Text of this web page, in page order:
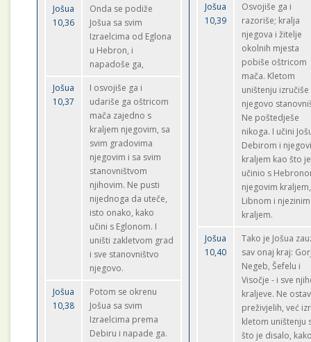
Jošua
10,36
Onda se podiže
Jošua sa svim
Izraelcima od Eglona
u Hebron, i
napadoše ga,
Jošua
10,37
I osvojiše ga i
udariše ga oštricom
mača zajedno s
kraljem njegovim, sa
svim gradovima
njegovim i sa svim
stanovništvom
njihovim. Ne pusti
nijednoga da uteče,
isto onako, kako
učini s Eglonom. I
uništi zakletvom grad
i sve stanovništvo
njegovo.
Jošua
10,38
Potom se okrenu
Jošua sa svim
Izraelcima prema
Debiru i napade ga.
Jošua
10,39
Osvojiše ga i
razoriše; kralja
njegova i žitelje
okolnih mjesta
pobiše oštricom
mača. Kletom
uništenju izručiše
njegovo
Ne poštedješe
nikoga. I učini
Debirom i
kraljem kao što je
učinio s
njegovim
Libnom i njezinim
kraljem.
Jošua
10,40
Tako je Jošua
sav onaj kraj:
Negeb, Šefelu i
Visočje - i sve
kraljeve. Ne
preživjelih, već
kletom uništenju
što je disalo,